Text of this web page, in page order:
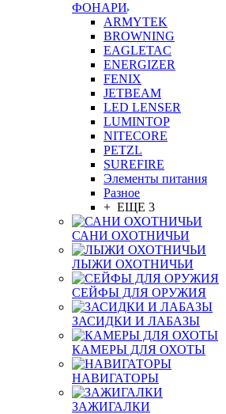
ФОНАРИ
ARMYTEK
BROWNING
EAGLETAC
ENERGIZER
FENIX
JETBEAM
LED LENSER
LUMINTOP
NITECORE
PETZL
SUREFIRE
Элементы питания
Разное
+ ЕЩЕ 3
САНИ ОХОТНИЧЬИ
ЛЫЖИ ОХОТНИЧЬИ
СЕЙФЫ ДЛЯ ОРУЖИЯ
ЗАСИДКИ И ЛАБАЗЫ
КАМЕРЫ ДЛЯ ОХОТЫ
НАВИГАТОРЫ
ЗАЖИГАЛКИ